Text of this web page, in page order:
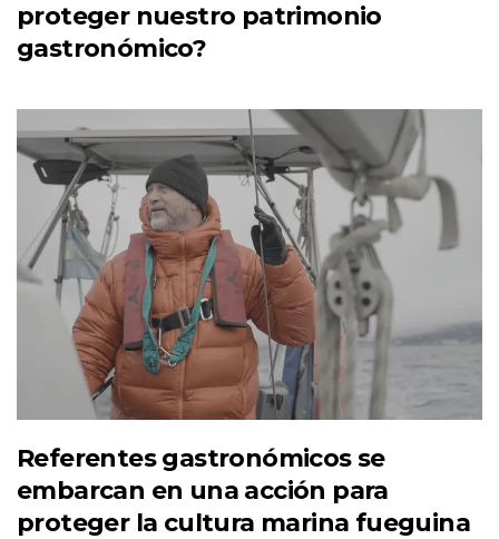
proteger nuestro patrimonio
gastronómico?
Referentes gastronómicos se
embarcan en una acción para
proteger la cultura marina fueguina